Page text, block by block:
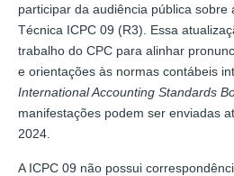
participar da audiência pública
Técnica ICPC 09 (R3). Essa
trabalho do CPC para alinhar
e orientações às normas contábeis
International Accounting Standards
manifestações podem ser enviadas
2024.
A ICPC 09 não possui